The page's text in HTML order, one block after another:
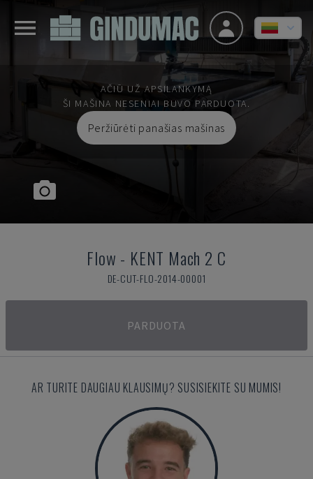
AČIŪ UŽ APSILANKYMĄ
ŠI MAŠINA NESENIAI BUVO PARDUOTA.
Peržiūrėti panašias mašinas
Flow - KENT Mach 2 C
DE-CUT-FLO-2014-00001
PARDUOTA
AR TURITE DAUGIAU KLAUSIMŲ? SUSISIEKITE SU MUMIS!